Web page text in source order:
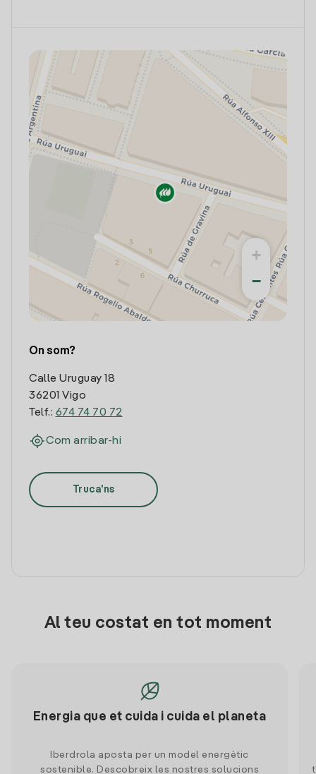
+
−
On som?
Calle Uruguay 18
36201 Vigo
Telf.: 674 74 70 72
Com arribar-hi
Truca'ns
Al teu costat en tot moment
Energia que et cuida i cuida el planeta
Iberdrola aposta per un model energètic
sostenible. Descobreix les nostres solucions